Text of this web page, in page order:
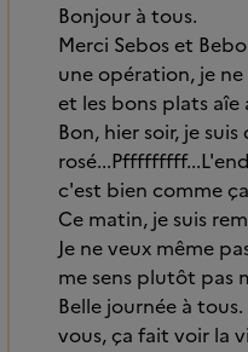
Bonjour à tous.
Merci Sebos et
une opération, je
et les bons plats aîe
Bon, hier soir, je
c'est bien comme
Ce matin, je suis
Je ne veux même
me sens plutôt pas
Belle journée à
vous, ça fait voir la